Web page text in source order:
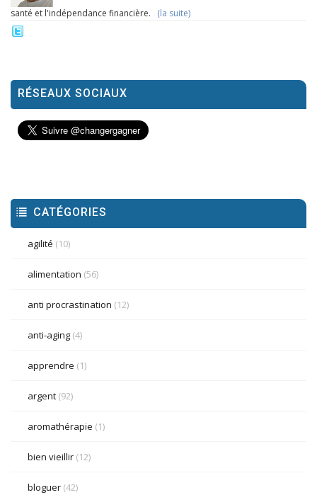
santé et l'indépendance financière. (la suite)
RÉSEAUX SOCIAUX
CATÉGORIES
agilité (10)
alimentation (56)
anti procrastination (12)
anti-aging (4)
apprendre (1)
argent (92)
aromathérapie (1)
bien vieillir (12)
bloguer (42)